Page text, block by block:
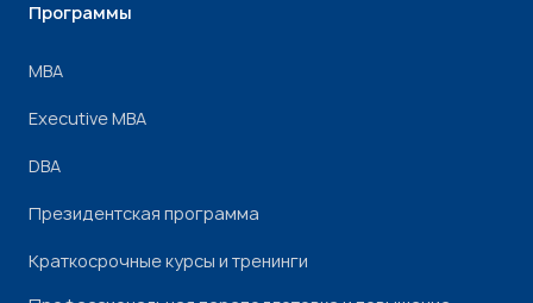
Программы
МВА
Executive MBA
DBA
Президентская программа
Краткосрочные курсы и тренинги